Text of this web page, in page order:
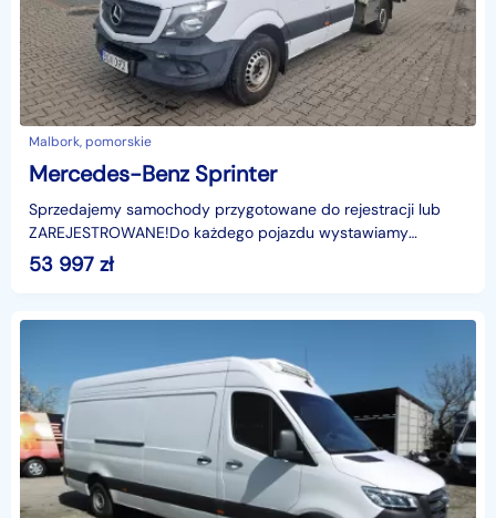
Malbork, pomorskie
Mercedes-Benz Sprinter
Sprzedajemy samochody przygotowane do rejestracji lub
ZAREJESTROWANE!Do każdego pojazdu wystawiamy
FAKTURĘ!Jesteśmy bezpośrednim importerem.Możliwość
sprawdzeni
53 997 zł